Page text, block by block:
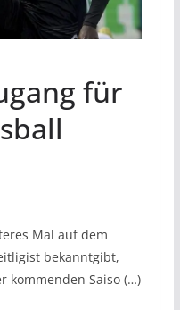
für
Mal auf dem
bekanntgibt,
kommenden Saiso (…)